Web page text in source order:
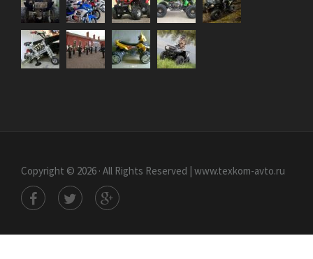
Copyright © 2026 · All Rights Reserved | www.texkom-avto.ru